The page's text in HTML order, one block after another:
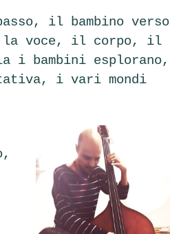
il bambino verso
la voce, il corpo, il
i bambini esplorano,
i vari mondi